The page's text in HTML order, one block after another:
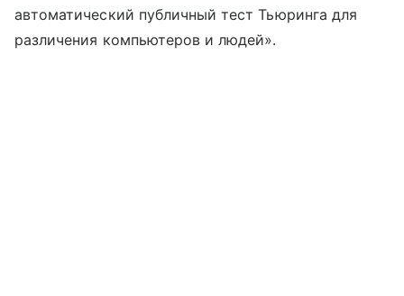
автоматический публичный тест Тьюринга для
различения компьютеров и людей».